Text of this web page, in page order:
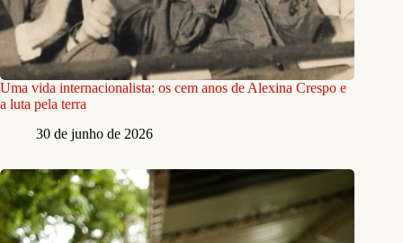
Uma vida internacionalista: os cem anos de Alexina Crespo e
a luta pela terra
30 de junho de 2026